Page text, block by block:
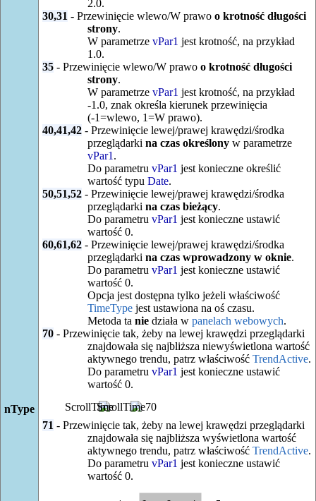
nType
2.0.
30,31 - Przewinięcie wlewo/W prawo o krotność długości
strony.
W parametrze vPar1 jest krotność, na przykład
1.0.
35- Przewinięcie wlewo/W prawo o krotność długości
strony.
W parametrze vPar1 jest krotność, na przykład
-1.0, znak określa kierunek przewinięcia
(-1=wlewo, 1=W prawo).
40,41,42- Przewinięcie lewej/prawej krawędzi/środka
przeglądarki na czas określonyw parametrze
vPar1 .
Do parametru vPar1 jest konieczne określić
wartość typu Date.
50,51,52- Przewinięcie lewej/prawej krawędzi/środka
przeglądarki na czas bieżący.
Do parametru vPar1 jest konieczne ustawić
wartość 0.
60,61,62- Przewinięcie lewej/prawej krawędzi/środka
przeglądarki na czas wprowadzony w oknie.
Do parametru vPar1 jest konieczne ustawić
wartość 0.
Opcja jest dostępna tylko jeżeli właściwość
TimeTypejest ustawiona na oś czasu.
Metoda ta niedziała w panelach webowych.
70- Przewinięcie tak, żeby na lewej krawędzi przeglądarki
znajdowała się najbliższa niewyświetlona wartość
aktywnego trendu, patrz właściwość TrendActive.
Do parametru vPar1 jest konieczne ustawić
wartość 0.
71 - Przewinięcie tak, żeby na lewej krawędzi przeglądarki
znajdowała się najbliższa wyświetlona wartość
aktywnego trendu, patrz właściwość TrendActive.
Do parametru vPar1 jest konieczne ustawić
wartość 0.